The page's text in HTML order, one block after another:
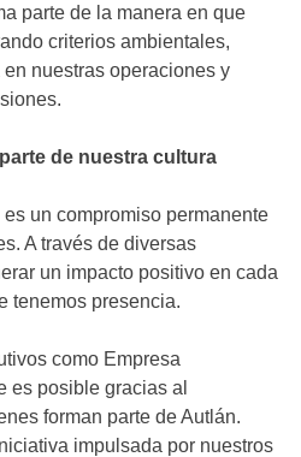
parte de la manera en que
criterios ambientales,
nuestras operaciones y
de nuestra cultura
un compromiso permanente
A través de diversas
un impacto positivo en cada
tenemos presencia.
como Empresa
es posible gracias al
forman parte de Autlán.
impulsada por nuestros